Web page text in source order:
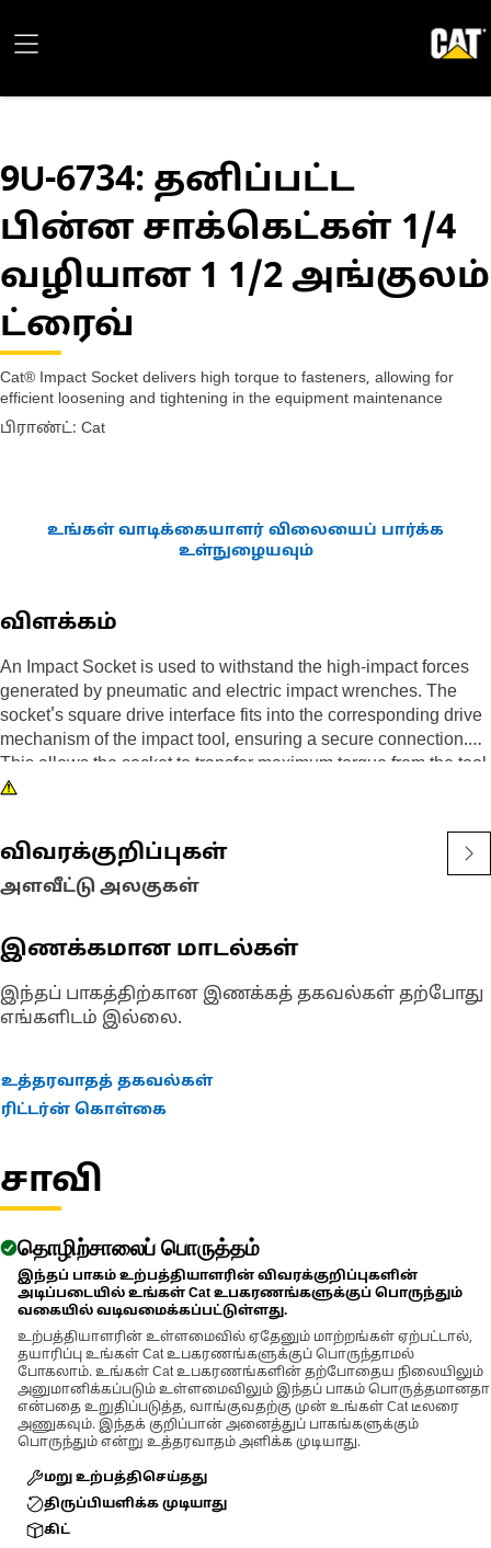
9U-6734: தனிப்பட்ட
பின்ன சாக்கெட்கள் 1/4
வழியான 1 1/2 அங்குலம்
ட்ரைவ்
Cat® Impact Socket delivers high torque to fasteners, allowing for
efficient loosening and tightening in the equipment maintenance
பிராண்ட்: Cat
உங்கள் வாடிக்கையாளர் விலையைப் பார்க்க
உள்நுழையவும்
விளக்கம்
An Impact Socket is used to withstand the high-impact forces
generated by pneumatic and electric impact wrenches. The
socket's square drive interface fits into the corresponding drive
mechanism of the impact tool, ensuring a secure connection.
This allows the socket to transfer maximum torque from the tool
to the fastener, making it necessary for tasks that require high
impact-resistant material of the socket resists deformation and
wear, ensuring a snug fit on fasteners.
• Ensures optimal grip on fasteners to prevent slipping.
• Allows for quick and efficient fastener removal and
installation.
• Provides a snug fit to minimize wobble during use.
• Suitable for use with the lift cylinders.
Applications:
An Impact Socket is used in conjunction with impact wrenches
and nuts.
விவரக்குறிப்புகள்
அளவீட்டு அலகுகள்
இணக்கமான மாடல்கள்
இந்தப் பாகத்திற்கான இணக்கத் தகவல்கள் தற்போது
எங்களிடம் இல்லை.
உத்தரவாதத் தகவல்கள்
ரிட்டர்ன் கொள்கை
சாவி
தொழிற்சாலைப் பொருத்தம்
இந்தப் பாகம் உற்பத்தியாளரின் விவரக்குறிப்புகளின்
அடிப்படையில் உங்கள் Cat உபகரணங்களுக்குப் பொருந்தும்
வகையில் வடிவமைக்கப்பட்டுள்ளது.
உற்பத்தியாளரின் உள்ளமைவில் ஏதேனும் மாற்றங்கள் ஏற்பட்டால்,
தயாரிப்பு உங்கள் Cat உபகரணங்களுக்குப் பொருந்தாமல்
போகலாம். உங்கள் Cat உபகரணங்களின் தற்போதைய நிலையிலும்
அனுமானிக்கப்படும் உள்ளமைவிலும் இந்தப் பாகம் பொருத்தமானதா
என்பதை உறுதிப்படுத்த, வாங்குவதற்கு முன் உங்கள் Cat டீலரை
அணுகவும். இந்தக் குறிப்பான் அனைத்துப் பாகங்களுக்கும்
பொருந்தும் என்று உத்தரவாதம் அளிக்க முடியாது.
மறு உற்பத்திசெய்தது
திருப்பியளிக்க முடியாது
கிட்